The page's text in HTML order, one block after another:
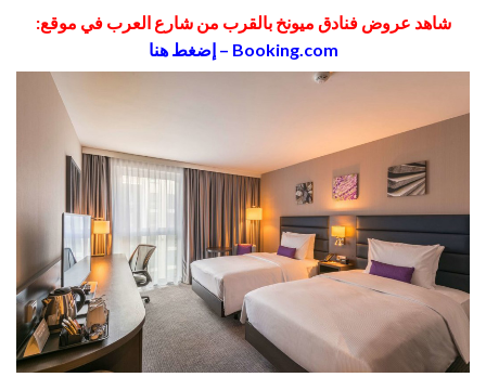
شاهد عروض فنادق ميونخ بالقرب من شارع العرب في موقع:
Booking.com – إضغط هنا